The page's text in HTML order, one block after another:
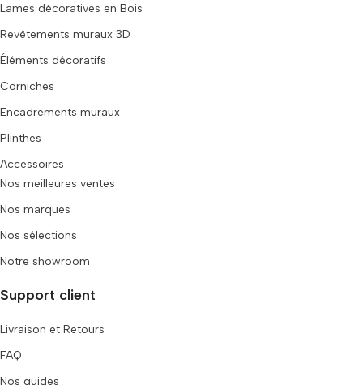
Lames décoratives en Bois
Revêtements muraux 3D
Éléments décoratifs
Corniches
Encadrements muraux
Plinthes
Accessoires
Nos meilleures ventes
Nos marques
Nos sélections
Notre showroom
Support client
Livraison et Retours
FAQ
Nos guides